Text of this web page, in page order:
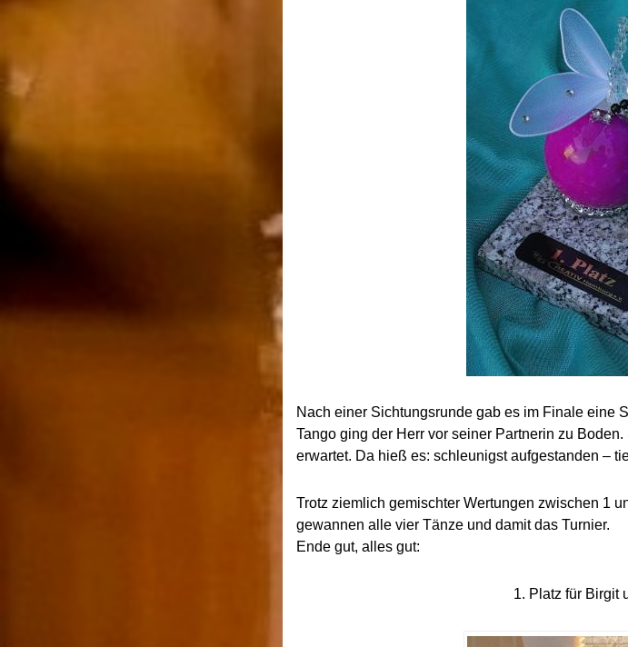
Nach einer Sichtungsrunde gab es im Finale eine
Tango ging der Herr vor seiner Partnerin zu
erwartet. Da hieß es: schleunigst aufgestanden –
Trotz ziemlich gemischter Wertungen zwischen 1
gewannen alle vier Tänze und damit das Turnier.
Ende gut, alles gut:
1. Platz für Birgit